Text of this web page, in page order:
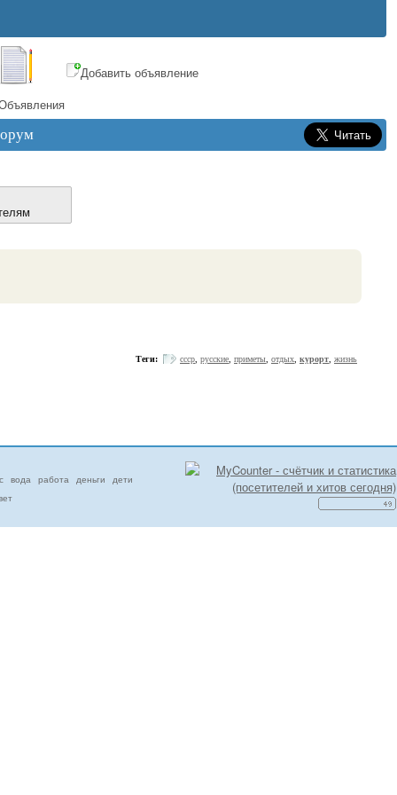
Добавить объявление
Теги: ссср русские приметы отдых курорт жизнь
вода работа деньги
дети